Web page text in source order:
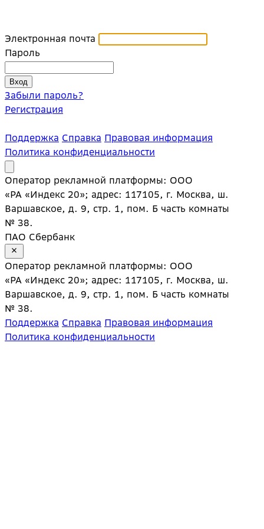
Электронная почта
Пароль
Забыли пароль?
Регистрация
Поддержка Справка Правовая информация
Политика конфиденциальности
Оператор рекламной платформы: ООО
«РА «Индекс 20»; адрес: 117105, г. Москва, ш.
Варшавское, д. 9, стр. 1, пом. Б часть комнаты
№ 38.
ПАО Сбербанк
Оператор рекламной платформы: ООО
«РА «Индекс 20»; адрес: 117105, г. Москва, ш.
Варшавское, д. 9, стр. 1, пом. Б часть комнаты
№ 38.
Поддержка Справка Правовая информация
Политика конфиденциальности